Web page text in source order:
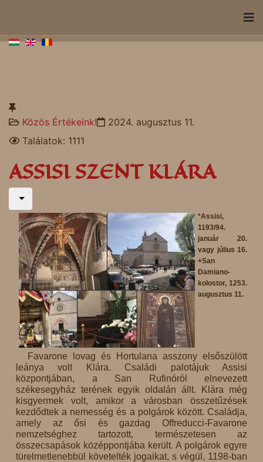
Közös Értékeink!
2024. augusztus 11.
Találatok: 1111
ASSISI SZENT KLÁRA
*Assisi,
1193/94.
január 20.
vagy július 16.
+San
Damiano-
kolostor, 1253.
augusztus 11.
Favarone lovag és Hortulana asszony elsőszülött
leánya volt Klára. Családi palotájuk Assisi
központjában, a San Rufinóról elnevezett
székesegyház terének egyik oldalán állt. Klára még
kisgyermek volt, amikor a városban összetűzések
kezdődtek a nemesség és a polgárok között. Családja,
amely az ősi és gazdag Offreducci-Favarone
nemzetséghez tartozott, természetesen az
összecsapások középpontjába került. A polgárok egyre
türelmetlenebbül követelték jogaikat, s végül, 1198-ban